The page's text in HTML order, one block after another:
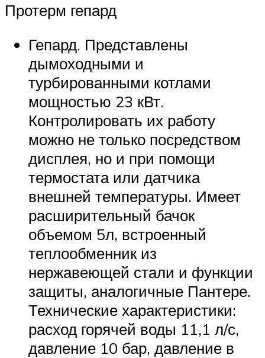
Протерм гепард
Гепард. Представлены
дымоходными и
турбированными котлами
мощностью 23 кВт.
Контролировать их работу
можно не только посредством
дисплея, но и при помощи
термостата или датчика
внешней температуры. Имеет
расширительный бачок
объемом 5л, встроенный
теплообменник из
нержавеющей стали и функции
защиты, аналогичные Пантере.
Технические характеристики:
расход горячей воды 11,1 л/с,
давление 10 бар, давление в